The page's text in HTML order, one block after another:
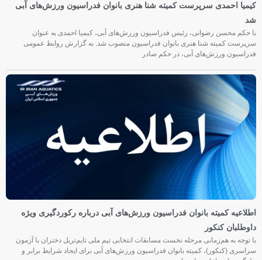
کیمیا احمدی سرپرست کمیته شنا هنری بانوان فدراسیون ورزش‌های آبی
شد
با حکم محسن رضوانی، رئیس فدراسیون ورزش‌های آبی، کیمیا احمدی به عنوان
سرپرست کمیته شنا هنری بانوان فدراسیون منصوب شد. به گزارش روابط عمومی
فدراسیون ورزش‌های آبی، در حکم صادر
اطلاعیه کمیته بانوان فدراسیون ورزش‌های آبی درباره رکوردگیری ویژه
داوطلبان کنکور
با توجه به هم‌زمانی مرحله نخست مسابقات انتخابی تیم ملی تایم‌تریل دختران با آزمون
سراسری (کنکور)، کمیته بانوان فدراسیون ورزش‌های آبی برای ایجاد شرایط برابر و